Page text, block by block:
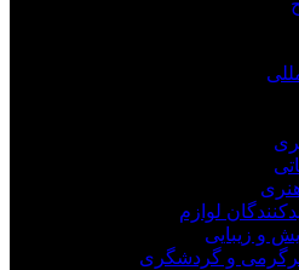
لوازم
و زیبایی
و گردشگری